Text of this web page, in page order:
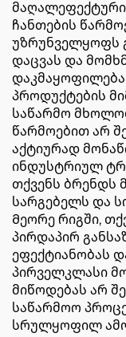
ჩანთების
უზრუნველყოფს
დაცვას და
პროდუქტების
საწარმო
წარმოებით არ
აქტიურად
ინდუსტრიულ
თქვენს ბრენდს
სარგებელს და
Მეორე რიგში,
პირდაპირ
ეფექტიანობას
პირველკლასი
მიწოდებას არ
საწარმოო
სრულყოფილ